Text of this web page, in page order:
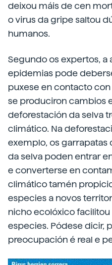
deixou máis de cen
o virus da gripe saltou
humanos.
Segundo os expertos, a
epidemias pode
puxese en contacto con
se produciron cambios
deforestación da selva
climático. Na
exemplo, os garrapatas
da selva poden entrar
e converterse en
climático tamén
especies a novos
nicho ecolóxico facilitou
especies. Pódese dicir,
preocupación é real e